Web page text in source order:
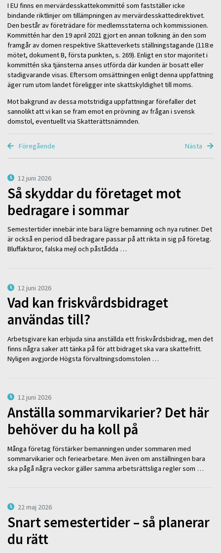
I EU finns en mervärdesskattekommitté som fastställer icke
bindande riktlinjer om tillämpningen av mervärdesskattedirektivet.
Den består av företrädare för medlemsstaterna och kommissionen.
Kommittén har den 19 april 2021 gjort en annan tolkning än den som
framgår av domen respektive Skatteverkets ställningstagande (118:e
mötet, dokument B, första punkten, s. 269). Enligt en stor majoritet i
kommittén ska tjänsterna anses utförda där kunden är bosatt eller
stadigvarande visas. Eftersom omsättningen enligt denna uppfattning
äger rum utom landet föreligger inte skattskyldighet till moms.
Mot bakgrund av dessa motstridiga uppfattningar förefaller det
sannolikt att vi kan se fram emot en prövning av frågan i svensk
domstol, eventuellt via Skatterättsnämnden.
Föregående Nästa
12 juni 2026
Så skyddar du företaget mot
bedragare i sommar
Semestertider innebär inte bara lägre bemanning och nya rutiner. Det
är också en period då bedragare passar på att rikta in sig på företag.
Bluffakturor, falska mejl och påstådda …
12 juni 2026
Vad kan friskvårdsbidraget
användas till?
Arbetsgivare kan erbjuda sina anställda ett friskvårdsbidrag, men det
finns några saker att tänka på för att bidraget ska vara skattefritt.
Nyligen avgjorde Högsta förvaltningsdomstolen …
12 juni 2026
Anställa sommarvikarier? Det här
behöver du ha koll på
Många företag förstärker bemanningen under sommaren med
sommarvikarier och feriearbetare. Men även om anställningen bara
ska pågå några veckor gäller samma arbetsrättsliga regler som …
22 maj 2026
Snart semestertider – så planerar
du rätt